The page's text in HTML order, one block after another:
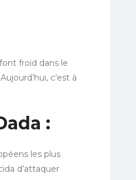
froid dans le
c’est à
:
les plus
d’attaquer